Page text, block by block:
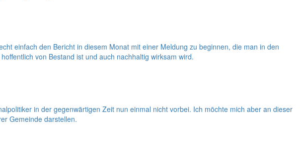
einfach den Bericht in diesem Monat mit einer Meldung zu beginnen, die man in den
von Bestand ist und auch nachhaltig wirksam wird.
in der gegenwärtigen Zeit nun einmal nicht vorbei. Ich möchte mich aber an dieser
Gemeinde darstellen.